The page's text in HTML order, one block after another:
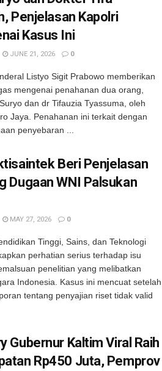
Penjelasan Kapolri
Kasus Ini
JUNE 21, 2026 0
Listyo Sigit Prabowo memberikan
mengenai penahanan dua orang,
dan dr Tifauzia Tyassuma, oleh
Jaya. Penahanan ini terkait dengan
penyebaran ...
Beri Penjelasan
Dugaan WNI Palsukan
MAY 27, 2026 0
Tinggi, Sains, dan Teknologi
perhatian serius terhadap isu
penelitian yang melibatkan
Indonesia. Kasus ini mencuat setelah
tentang penyajian riset tidak valid
Gubernur Kaltim Viral Raih
Rp450 Juta, Pemprov